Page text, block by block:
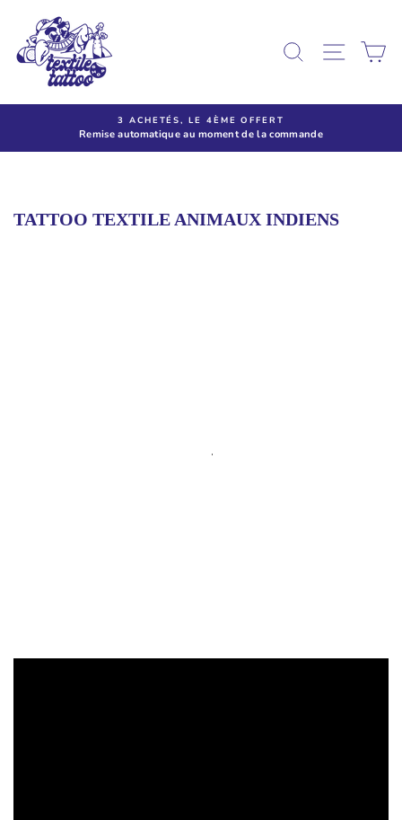
contenu
3 ACHETÉS, LE 4ÈME OFFERT
Remise automatique au moment de la commande
TATTOO TEXTILE ANIMAUX INDIENS